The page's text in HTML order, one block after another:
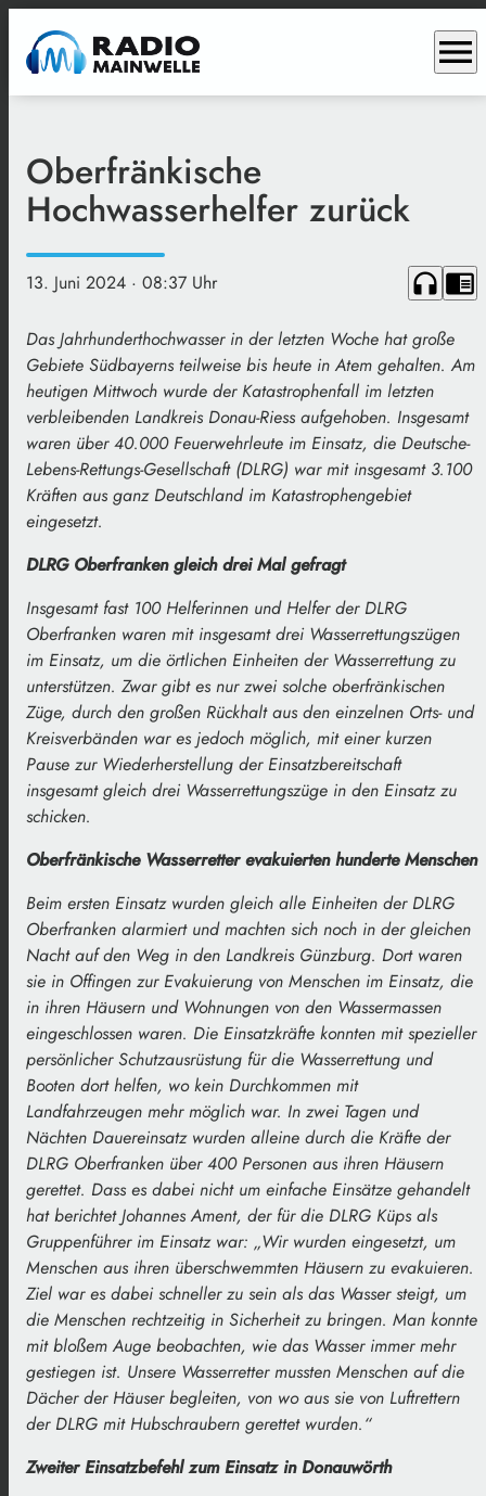
menu
Oberfränkische
Hochwasserhelfer zurück
13. Juni 2024 · 08:37 Uhr headphones chrome_reader_mode
Das Jahrhunderthochwasser in der letzten Woche hat große
Gebiete Südbayerns teilweise bis heute in Atem gehalten. Am
heutigen Mittwoch wurde der Katastrophenfall im letzten
verbleibenden Landkreis Donau-Riess aufgehoben. Insgesamt
waren über 40.000 Feuerwehrleute im Einsatz, die Deutsche-
Lebens-Rettungs-Gesellschaft (DLRG) war mit insgesamt 3.100
Kräften aus ganz Deutschland im Katastrophengebiet
eingesetzt.
DLRG Oberfranken gleich drei Mal gefragt
Insgesamt fast 100 Helferinnen und Helfer der DLRG
Oberfranken waren mit insgesamt drei Wasserrettungszügen
im Einsatz, um die örtlichen Einheiten der Wasserrettung zu
unterstützen. Zwar gibt es nur zwei solche oberfränkischen
Züge, durch den großen Rückhalt aus den einzelnen Orts- und
Kreisverbänden war es jedoch möglich, mit einer kurzen
Pause zur Wiederherstellung der Einsatzbereitschaft
insgesamt gleich drei Wasserrettungszüge in den Einsatz zu
schicken.
Oberfränkische Wasserretter evakuierten hunderte Menschen
Beim ersten Einsatz wurden gleich alle Einheiten der DLRG
Oberfranken alarmiert und machten sich noch in der gleichen
Nacht auf den Weg in den Landkreis Günzburg. Dort waren
sie in Offingen zur Evakuierung von Menschen im Einsatz, die
in ihren Häusern und Wohnungen von den Wassermassen
eingeschlossen waren. Die Einsatzkräfte konnten mit spezieller
persönlicher Schutzausrüstung für die Wasserrettung und
Booten dort helfen, wo kein Durchkommen mit
Landfahrzeugen mehr möglich war. In zwei Tagen und
Nächten Dauereinsatz wurden alleine durch die Kräfte der
DLRG Oberfranken über 400 Personen aus ihren Häusern
gerettet. Dass es dabei nicht um einfache Einsätze gehandelt
hat berichtet Johannes Ament, der für die DLRG Küps als
Gruppenführer im Einsatz war: „Wir wurden eingesetzt, um
Menschen aus ihren überschwemmten Häusern zu evakuieren.
Ziel war es dabei schneller zu sein als das Wasser steigt, um
die Menschen rechtzeitig in Sicherheit zu bringen. Man konnte
mit bloßem Auge beobachten, wie das Wasser immer mehr
gestiegen ist. Unsere Wasserretter mussten Menschen auf die
Dächer der Häuser begleiten, von wo aus sie von Luftrettern
der DLRG mit Hubschraubern gerettet wurden.“
Zweiter Einsatzbefehl zum Einsatz in Donauwörth